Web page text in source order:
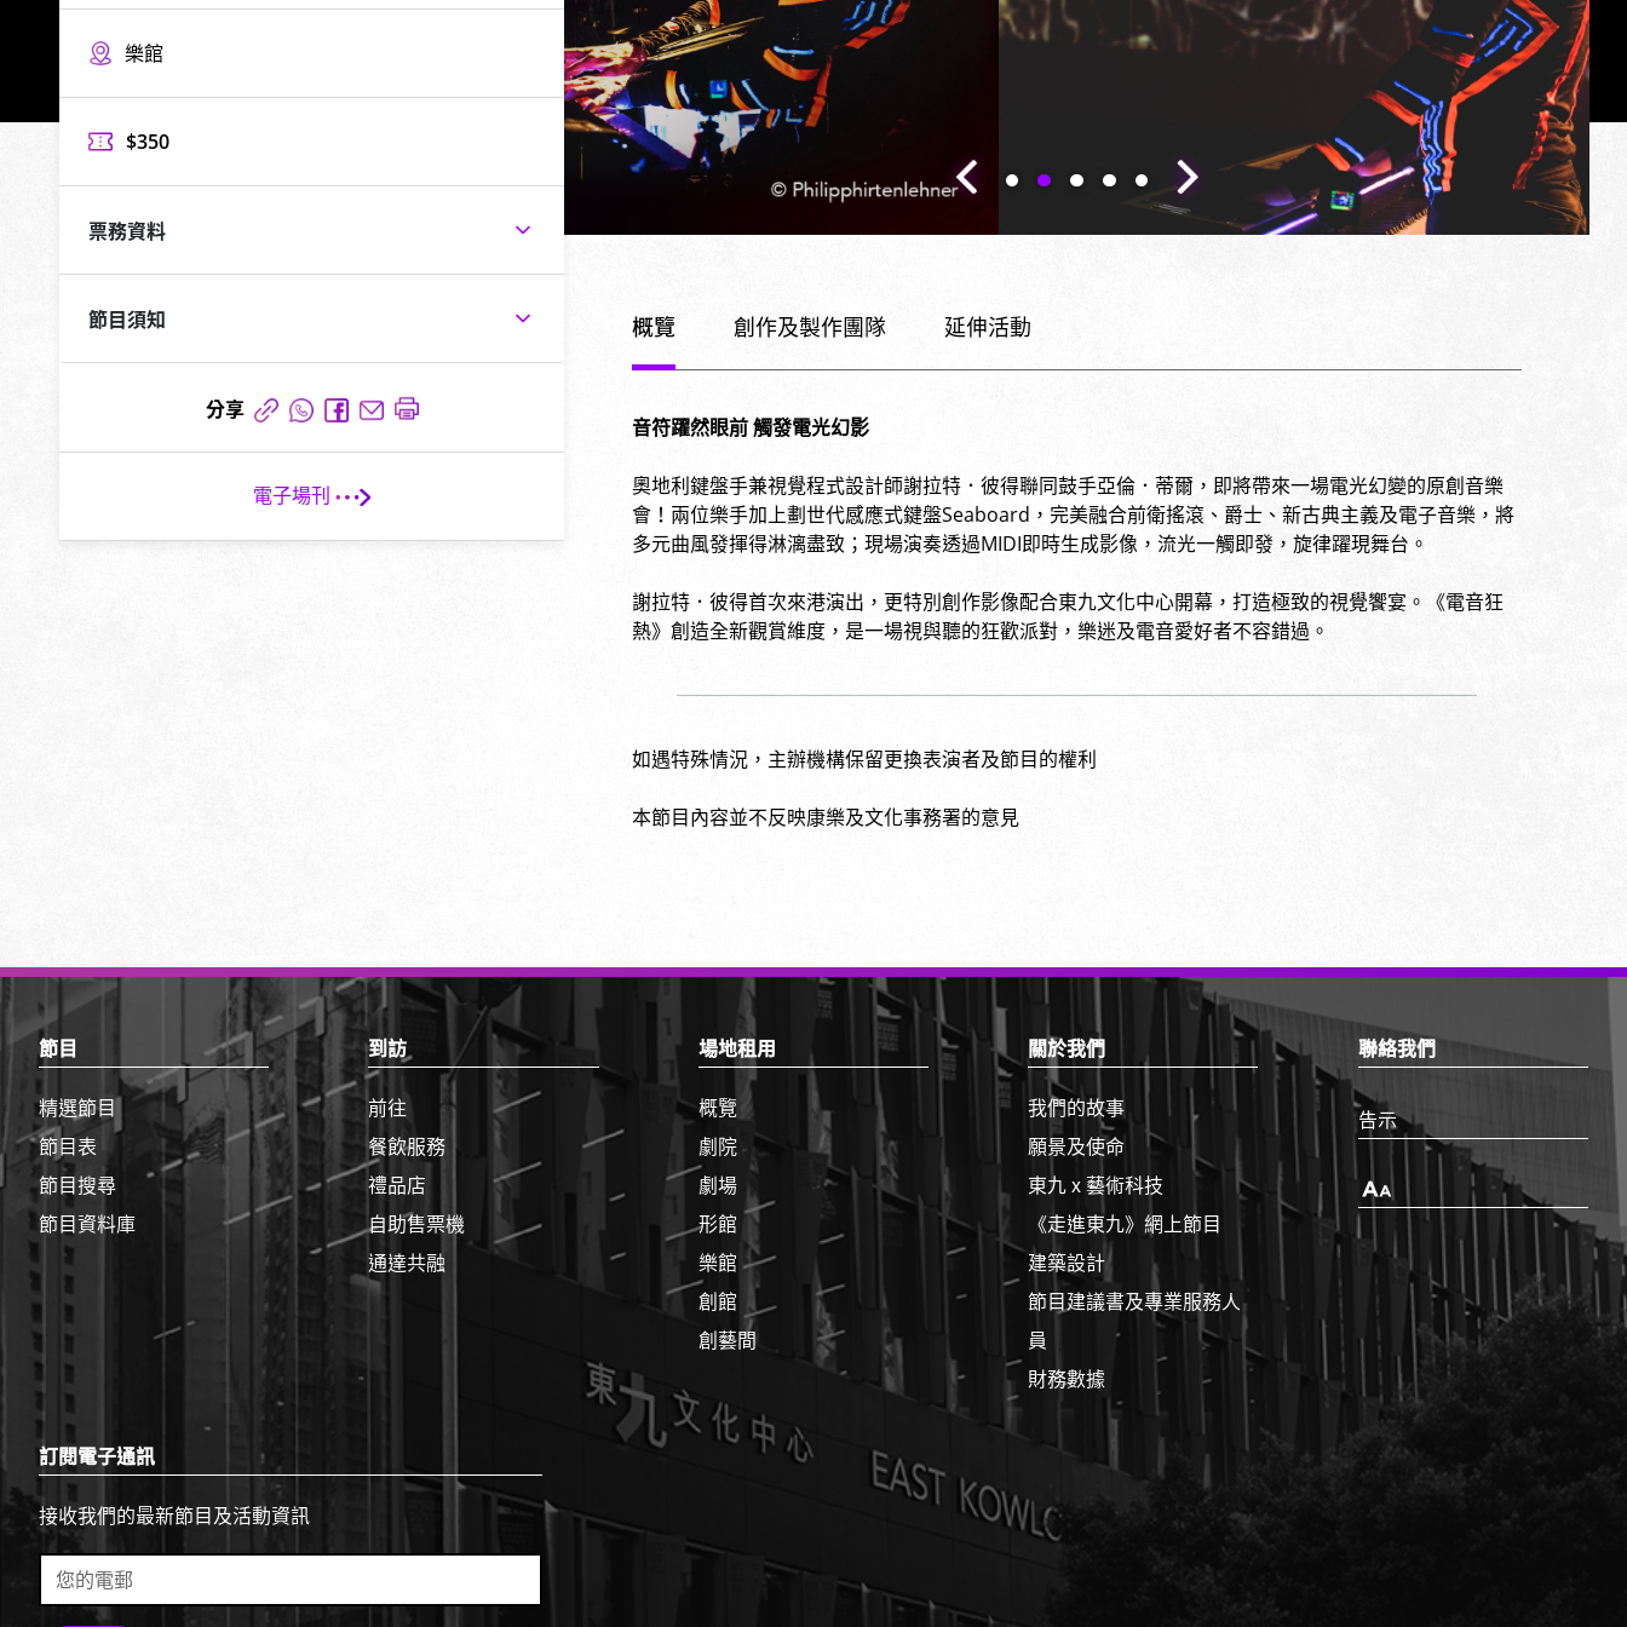
樂館
$350
票務資料
節目須知
分享
電子場刊 箭
概覽 創作及製作團隊 延伸活動
音符躍然眼前 觸發電光幻影
奧地利鍵盤手兼視覺程式設計師謝拉特．彼得聯同鼓手亞倫．蒂爾，即將帶來一場電光幻變的原創音樂
會！兩位樂手加上劃世代感應式鍵盤Seaboard，完美融合前衛搖滾、爵士、新古典主義及電子音樂，將
多元曲風發揮得淋漓盡致；現場演奏透過MIDI即時生成影像，流光一觸即發，旋律躍現舞台。
謝拉特．彼得首次來港演出，更特別創作影像配合東九文化中心開幕，打造極致的視覺饗宴。《電音狂
熱》創造全新觀賞維度，是一場視與聽的狂歡派對，樂迷及電音愛好者不容錯過。
如遇特殊情況，主辦機構保留更換表演者及節目的權利
本節目內容並不反映康樂及文化事務署的意見
頁
腳
頂
節目
精選節目
節目表
節目搜尋
節目資料庫
到訪
前往
餐飲服務
禮品店
自助售票機
通達共融
場地租用
概覽
劇院
劇場
形館
樂館
創館
創藝間
關於我們
我們的故事
願景及使命
東九 x 藝術科技
《走進東九》網上節目
建築設計
節目建議書及專業服務人
員
財務數據
聯絡我們
告示
字
型
大
小
訂閱電子通訊
接收我們的最新節目及活動資訊